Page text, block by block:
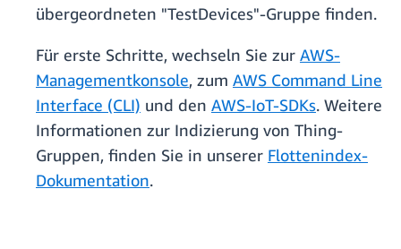
übergeordneten "TestDevices"-Gruppe finden.
Für erste Schritte, wechseln Sie zur AWS-
Managementkonsole, zum AWS Command Line
Interface (CLI) und den AWS-IoT-SDKs. Weitere
Informationen zur Indizierung von Thing-
Gruppen, finden Sie in unserer Flottenindex-
Dokumentation.